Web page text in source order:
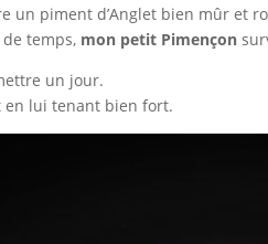
un piment d’Anglet bien mûr et
temps, mon petit Pimençon
un jour.
en lui tenant bien fort.